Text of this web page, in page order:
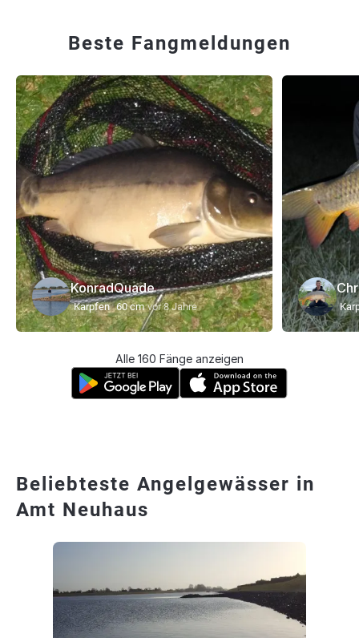
Beste Fangmeldungen
KonradQuade
Karpfen 60 cm vor 8 Jahre
Alle 160 Fänge anzeigen
Beliebteste Angelgewässer in
Amt Neuhaus